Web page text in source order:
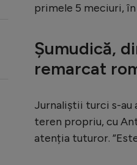
primele 5 meciuri,
Șumudică,
remarcat
Jurnaliștii turci s-au
teren propriu, cu
atenția tuturor.